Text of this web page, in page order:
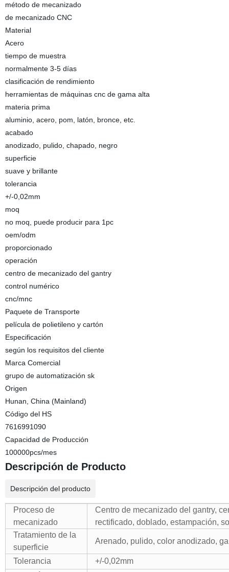
método de mecanizado
de mecanizado CNC
Material
Acero
tiempo de muestra
normalmente 3-5 días
clasificación de rendimiento
herramientas de máquinas cnc de gama alta
materia prima
aluminio, acero, pom, latón, bronce, etc.
acabado
anodizado, pulido, chapado, negro
superficie
suave y brillante
tolerancia
+/-0,02mm
moq
no moq, puede producir para 1pc
oem/odm
proporcionado
operación
centro de mecanizado del gantry
control numérico
cnc/mnc
Paquete de Transporte
película de polietileno y cartón
Especificación
según los requisitos del cliente
Marca Comercial
grupo de automatización sk
Origen
Hunan, China (Mainland)
Código del HS
7616991090
Capacidad de Producción
100000pcs/mes
Descripción de Producto
Descripción del producto
Proceso de
mecanizado
Centro de mecanizado del gantry,
rectificado, doblado, estampación,
Tratamiento de la
superficie
Arenado, pulido, color anodizado,
Tolerancia
+/-0,02mm